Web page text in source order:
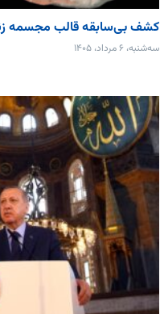
کشف بی‌سابقه قالب مجسمه
سه‌شنبه، ۶ مرداد، ۱۴۰۵